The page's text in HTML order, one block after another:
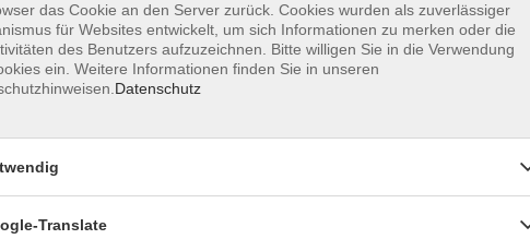
das Cookie an den Server zurück. Cookies wurden als zuverlässiger
für Websites entwickelt, um sich Informationen zu merken oder die
des Benutzers aufzuzeichnen. Bitte willigen Sie in die Verwendung
ein. Weitere Informationen finden Sie in unseren
Datenschutz
Translate